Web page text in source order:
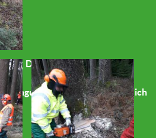
Datenschutz
Interner Bereich